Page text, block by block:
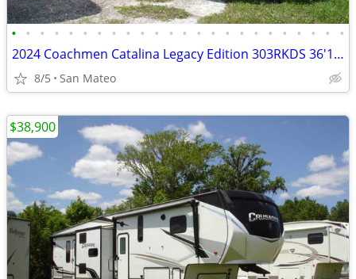
• • • • • • • • • • • • • • • • • • • • • • • •
2024 Coachmen Catalina Legacy Edition 303RKDS 36'11" travel trailer
8/5 San Mateo
$38,900